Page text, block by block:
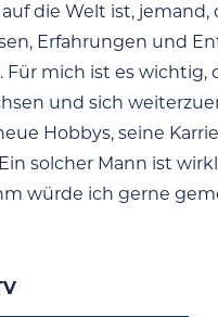
die Welt ist, jemand,
Erfahrungen und
Für mich ist es wichtig,
und sich
Hobbys, seine
solcher Mann ist
würde ich gerne